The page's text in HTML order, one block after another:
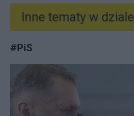
Inne tematy w dziale
#PiS